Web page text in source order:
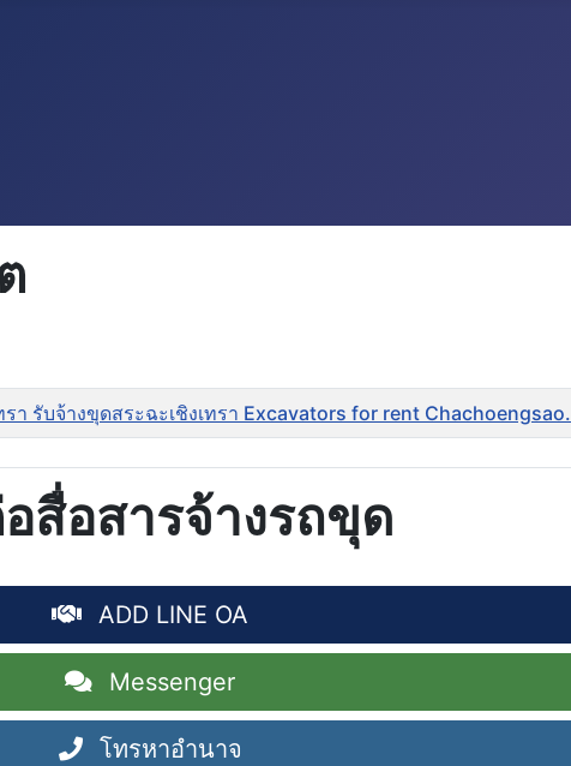
า รับจ้างขุดสระฉะเชิงเทรา Excavators for rent Chachoengsao.
สื่อสารจ้างรถขุด
ADD LINE OA
Messenger
โทรหาอำนาจ